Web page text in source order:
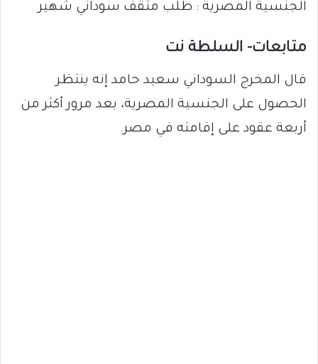
الجنسية المصرية : طلب مثقف سوداني شهير
متابعات- السلطة نت
قال المخرج السوداني سعيد حامد إنه ينتظر
الحصول على الجنسية المصرية، بعد مرور أكثر من
أربعة عقود على إقامته في مصر.